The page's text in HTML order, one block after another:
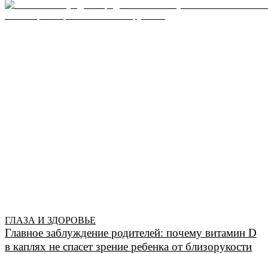
ГЛАЗА И ЗДОРОВЬЕ
Главное заблуждение родителей: почему витамин D
в каплях не спасет зрение ребенка от близорукости